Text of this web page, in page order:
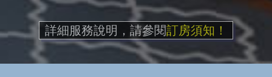
詳細服務說明，請參閱訂房須知！